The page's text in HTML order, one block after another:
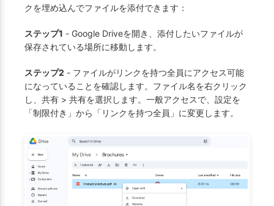
クを埋め込んでファイルを添付できます：
ステップ1 - Google Driveを開き、添付したいファイルが
保存されている場所に移動します。
ステップ2 - ファイルがリンクを持つ全員にアクセス可能
になっていることを確認します。ファイル名を右クリック
し、共有 > 共有を選択します。一般アクセスで、設定を
「制限付き」から「リンクを持つ全員」に変更します。